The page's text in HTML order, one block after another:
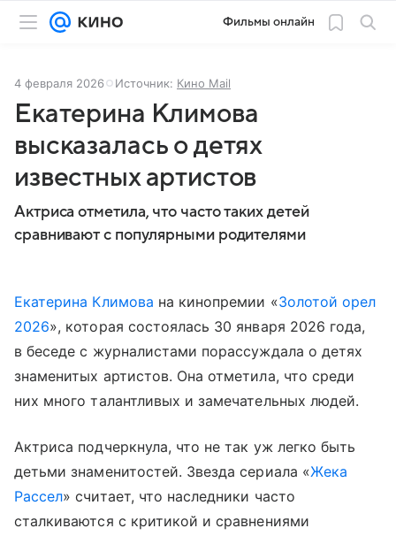
Фильмы онлайн
4 февраля 2026 Источник: Кино Mail
Екатерина Климова
высказалась о детях
известных артистов
Актриса отметила, что часто таких детей
сравнивают с популярными родителями
Екатерина Климова на кинопремии «Золотой орел
2026», которая состоялась 30 января 2026 года,
в беседе с журналистами порассуждала о детях
знаменитых артистов. Она отметила, что среди
них много талантливых и замечательных людей.
Актриса подчеркнула, что не так уж легко быть
детьми знаменитостей. Звезда сериала «Жека
Рассел» считает, что наследники часто
сталкиваются с критикой и сравнениями